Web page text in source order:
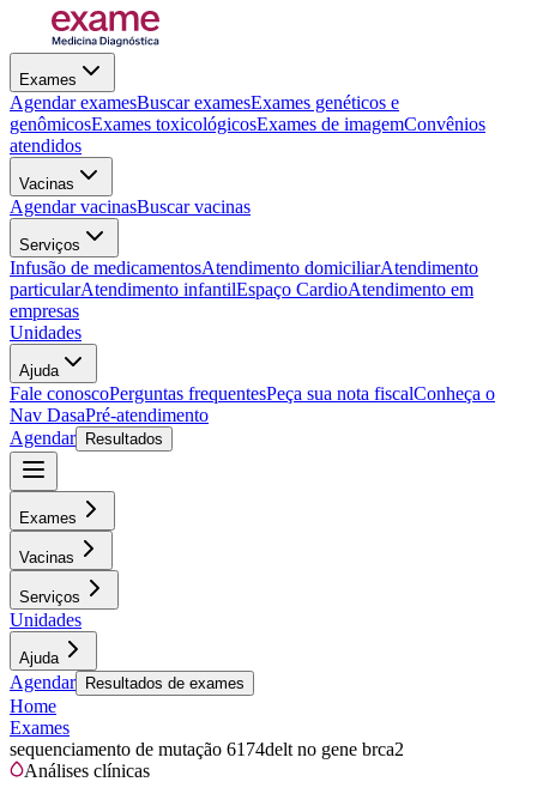
Exames
Agendar examesBuscar examesExames genéticos e
genômicosExames toxicológicosExames de imagemConvênios
atendidos
Vacinas
Agendar vacinasBuscar vacinas
Serviços
Infusão de medicamentosAtendimento domiciliarAtendimento
particularAtendimento infantilEspaço CardioAtendimento em
empresas
Unidades
Ajuda
Fale conoscoPerguntas frequentesPeça sua nota fiscalConheça o
Nav DasaPré-atendimento
Agendar
Resultados
Exames
Vacinas
Serviços
Unidades
Ajuda
Agendar Resultados de exames
Home
Exames
sequenciamento de mutação 6174delt no gene brca2
Análises clínicas